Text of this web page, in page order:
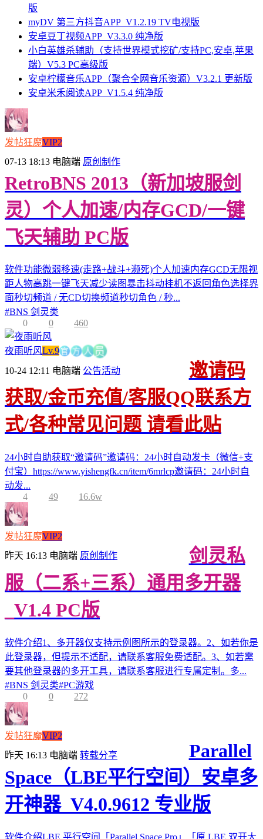
版
myDV 第三方抖音APP_V1.2.19 TV电视版
安卓豆丁视频APP_V3.3.0 纯净版
小白英雄杀辅助（支持世界模式挖矿/支持PC,安卓,苹果
端）V5.3 PC高级版
安卓柠檬音乐APP（聚合全网音乐资源）V3.2.1 更新版
安卓米禾阅读APP_V1.5.4 纯净版
发帖狂魔VIP2
07-13 18:13 电脑端 原创制作
RetroBNS 2013（新加坡服剑
灵）个人加速/内存GCD/一键
飞天辅助 PC版
软件功能微弱移速(走路+战斗+濒死)个人加速内存GCD无限视
距人物高跳一键飞天减少读图暴击抖动挂机不返回角色选择界
面秒切频道 / 无CD切换频道秒切角色 / 秒...
#BNS 剑灵类
0
0 460
夜雨听风Lv.9官方 人 员
10-24 12:11 电脑端 公告活动
邀请码
获取/金币充值/客服QQ联系方
式/各种常见问题 请看此贴
24小时自助获取“邀请码”邀请码：24小时自动发卡（微信+支
付宝）https://www.yishengfk.cn/item/6mrlcp邀请码：24小时自
动发...
4
49 16.6w
发帖狂魔VIP2
昨天 16:13 电脑端 原创制作
剑灵私
服（二系+三系）通用多开器
_V1.4 PC版
软件介绍1、多开器仅支持示例图所示的登录器。2、如若你是
此登录器，但提示不适配，请联系客服免费适配。3、如若需
要其他登录器的多开工具，请联系客服进行专属定制。多...
#BNS 剑灵类#PC游戏
0
0 272
发帖狂魔VIP2
昨天 16:13 电脑端 转载分享
Parallel
Space（LBE平行空间）安卓多
开神器_V4.0.9612 专业版
软件介绍LBE 平行空间「Parallel Space Pro」「原 LBE 双开大